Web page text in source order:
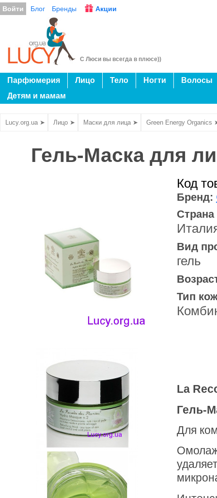
Войти Блог Бренды Акции
С Люси вы всегда в плюсе))
Парфюмерия Лицо Тело Ногти
Волосы
Детям и мамам
Lucy.org.ua ➤ Лицо ➤ Маски для лица ➤ Green Energy Organics
Гель-Маска для
Код
Бренд:
Вид
гель
Тип
La
Гель-
Для